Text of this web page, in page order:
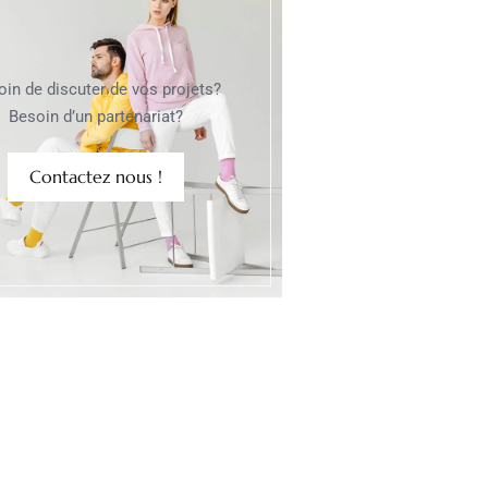
de discuter de vos projets?
Besoin d’un partenariat?
Contactez nous !